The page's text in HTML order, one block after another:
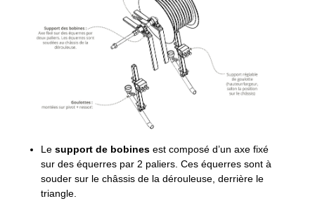
Lesupport de bobines est composé d’un axe fixé
sur des équerres par 2 paliers. Ces équerres sont à
souder sur le châssis de la dérouleuse, derrière le
triangle.